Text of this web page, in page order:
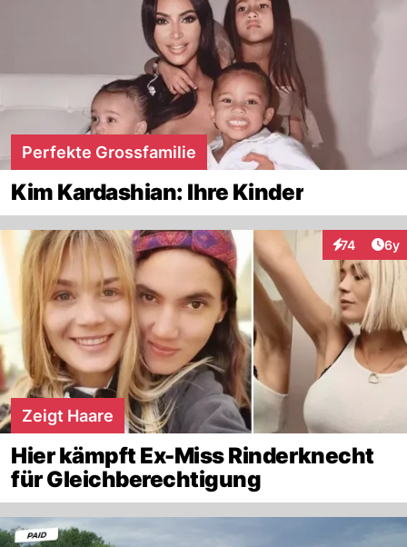
Perfekte Grossfamilie
Kim Kardashian: Ihre Kinder
74 6y
Zeigt Haare
Hier kämpft Ex-Miss Rinderknecht
für Gleichberechtigung